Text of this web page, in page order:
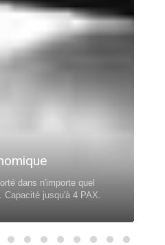
dans n'importe quel
Capacité jusqu'à 4 PAX.